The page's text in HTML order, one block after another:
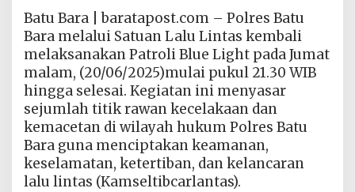
Batu Bara | baratapost.com – Polres Batu
Bara melalui Satuan Lalu Lintas kembali
melaksanakan Patroli Blue Light pada Jumat
malam, (20/06/2025)mulai pukul 21.30 WIB
hingga selesai. Kegiatan ini menyasar
sejumlah titik rawan kecelakaan dan
kemacetan di wilayah hukum Polres Batu
Bara guna menciptakan keamanan,
keselamatan, ketertiban, dan kelancaran
lalu lintas (Kamseltibcarlantas).